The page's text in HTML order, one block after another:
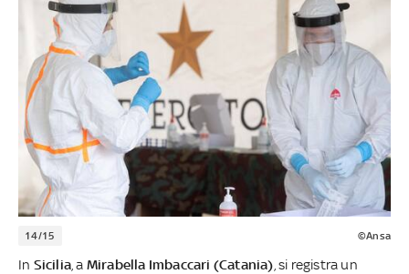
14/15 ©Ansa
In Sicilia , a Mirabella Imbaccari (Catania) , si registra un